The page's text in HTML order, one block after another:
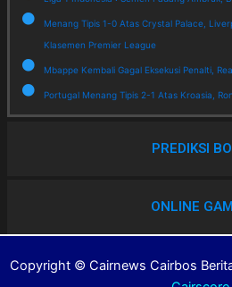
Menang Tipis 1-0 Atas Crystal Palace,
Klasemen Premier League
Mbappe Kembali Gagal Eksekusi Penalti,
Portugal Menang Tipis 2-1 Atas Kroasia,
PREDIKSI
ONLINE
Copyright © Cairnews Cairbos